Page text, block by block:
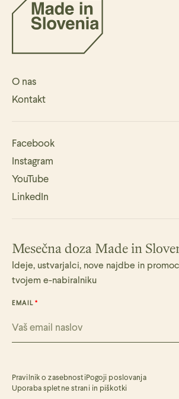
O nas
Kontakt
Facebook
Instagram
YouTube
LinkedIn
Mesečna doza Made in
Ideje, ustvarjalci, nove najdbe in
tvojem e-nabiralniku
EMAIL
Pravilnik o zasebnostiPogoji poslovanja
Uporaba spletne strani in piškotki